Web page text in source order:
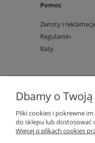
Pomoc
Zwroty i
Regulamin
Raty
Dbamy o
Pliki cookies i pokrewne
do sklepu lub dostosować
Więcej o plikach cookies